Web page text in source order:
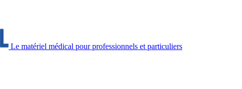
Le matériel médical pour professionnels et particuliers